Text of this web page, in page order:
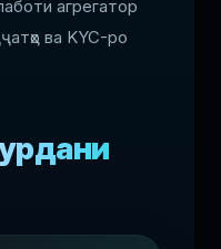
агрегатор
ва KYC-ро